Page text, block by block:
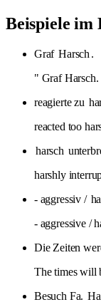
Beispiele im
Graf Harsch .
" Graf Harsch.
reagierte zu
reacted too
harsch
harshly
- aggressiv /
- aggressive /
Die Zeiten
The times will
Besuch Fa.